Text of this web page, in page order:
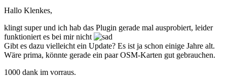
Hallo Klenkes,
klingt super und ich hab das Plugin gerade mal ausprobiert, leider
funktioniert es bei mir nicht
Gibt es dazu vielleicht ein Update? Es ist ja schon einige Jahre alt.
Wäre prima, könnte gerade ein paar OSM-Karten gut gebrauchen.
1000 dank im vorraus.